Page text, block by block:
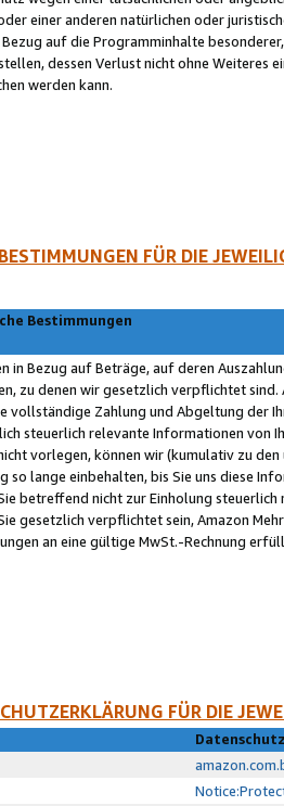
einer anderen natürlichen oder
Bezug auf die Programminhalte
dessen Verlust nicht ohne Weiteres
werden kann.
FÜR DIE
Bestimmungen
in Bezug auf Beträge, auf deren
zu denen wir gesetzlich verpflichtet
vollständige Zahlung und Abgeltung der
steuerlich relevante Informationen von
vorlegen, können wir (kumulativ zu
so lange einbehalten, bis Sie uns diese
betreffend nicht zur Einholung
gesetzlich verpflichtet sein, Amazon
an eine gültige MwSt.-Rechnung
FÜR DIE